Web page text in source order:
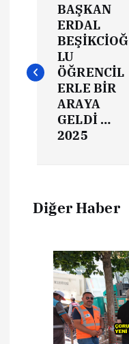
BAŞKAN
ERDAL
BEŞİKCİOĞ
LU
ÖĞRENCİL
ERLE BİR
ARAYA
GELDİ …
2025
Diğer Haber